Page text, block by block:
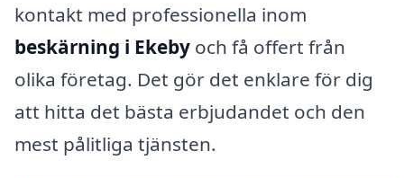
kontakt med professionella inom
beskärning i Ekeby och få offert från
olika företag. Det gör det enklare för dig
att hitta det bästa erbjudandet och den
mest pålitliga tjänsten.